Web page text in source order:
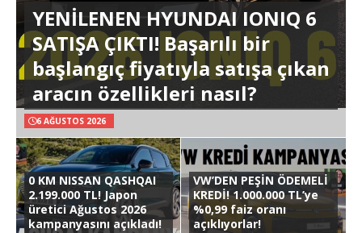
YENİLENEN HYUNDAI IONIQ 6
SATIŞA ÇIKTI! Başarılı bir
başlangıç fiyatıyla satışa çıkan
aracın özellikleri nasıl?
6 AĞUSTOS 2026
0 KM NISSAN QASHQAI
2.199.000 TL! Japon
üretici Ağustos 2026
kampanyasını açıkladı!
VW’DEN PEŞİN ÖDEMELİ
KREDİ! 1.000.000 TL’ye
%0,99 faiz oranı
açıklıyorlar!